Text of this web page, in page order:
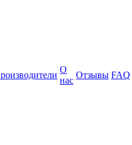
О
нас
Отзывы FAQ